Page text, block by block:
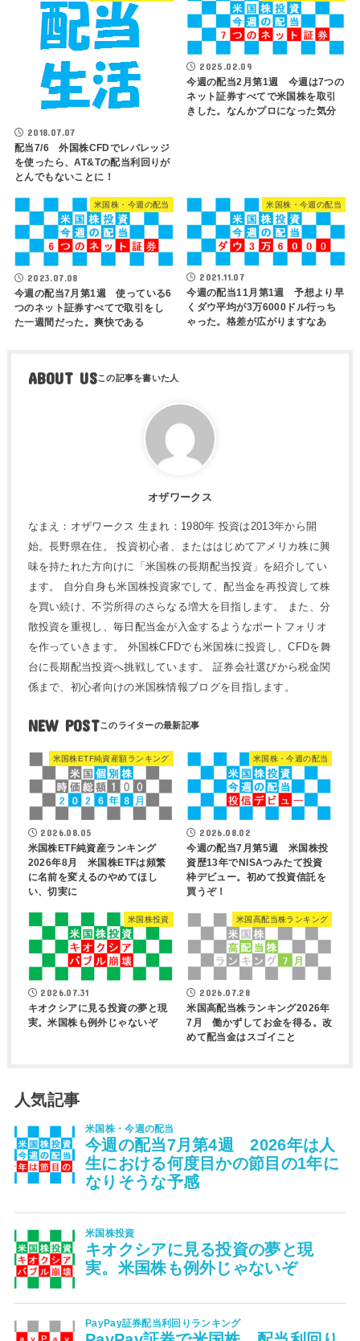
2018.07.07
配当7/6 外国株CFDでレバレッジ
を使ったら、AT&Tの配当利回りが
とんでもないことに！
2025.02.09
今週の配当2月第1週 今週は7つの
ネット証券すべてで米国株を取引
きした。なんかプロになった気分
米国株・今週の配当
2023.07.08
今週の配当7月第1週 使っている6
つのネット証券すべてで取引をし
た一週間だった。爽快である
米国株・今週の配当
2021.11.07
今週の配当11月第1週 予想より早
くダウ平均が3万6000ドル行っち
ゃった。格差が広がりますなあ
ABOUT US
オザワークス
なまえ：オザワークス 生まれ：1980年 投資は2013年から開
始。長野県在住。 投資初心者、またははじめてアメリカ株に興
味を持たれた方向けに「米国株の長期配当投資」を紹介してい
ます。 自分自身も米国株投資家でして、配当金を再投資して株
を買い続け、不労所得のさらなる増大を目指します。 また、分
散投資を重視し、毎日配当金が入金するようなポートフォリオ
を作っていきます。 外国株CFDでも米国株に投資し、CFDを舞
台に長期配当投資へ挑戦しています。 証券会社選びから税金関
係まで、初心者向けの米国株情報ブログを目指します。
NEW POST
米国株ETF純資産額ランキング
2026.08.05
米国株ETF純資産ランキング
2026年8月 米国株ETFは頻繁
に名前を変えるのやめてほし
い、切実に
米国株・今週の配当
2026.08.02
今週の配当7月第5週 米国株投
資歴13年でNISAつみたて投資
枠デビュー。初めて投資信託を
買うぞ！
米国株投資
2026.07.31
キオクシアに見る投資の夢と現
実。米国株も例外じゃないぞ
米国高配当株ランキング
2026.07.28
米国高配当株ランキング2026年
7月 働かずしてお金を得る。改
めて配当金はスゴイこと
人気記事